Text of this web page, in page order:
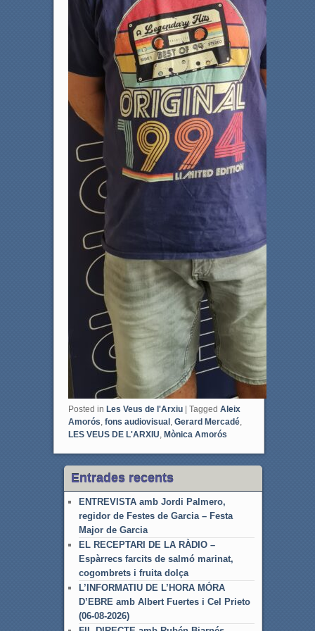
Posted in Les Veus de l'Arxiu | Tagged Aleix
Amorós fons audiovisual, Gerard Mercadé,
LES VEUS DE L'ARXIU Mònica Amorós
Entrades recents
ENTREVISTA amb Jordi Palmero,
regidor de Festes de Garcia – Festa
Major de Garcia
EL RECEPTARI DE LA RÀDIO –
Espàrrecs farcits de salmó marinat,
cogombrets i fruita dolça
L’INFORMATIU DE L’HORA MÓRA
D’EBRE amb Albert Fuertes i Cel Prieto
(06-08-2026)